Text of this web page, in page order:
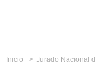
Inicio Jurado Nacional